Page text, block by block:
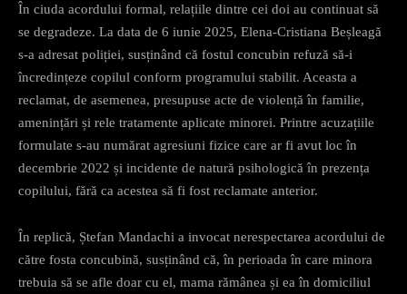
În ciuda acordului formal, relațiile dintre cei doi au continuat să
se degradeze. La data de 6 iunie 2025, Elena-Cristiana Beșleagă
s-a adresat poliției, susținând că fostul concubin refuză să-i
încredințeze copilul conform programului stabilit. Aceasta a
reclamat, de asemenea, presupuse acte de violență în familie,
amenințări și rele tratamente aplicate minorei. Printre acuzațiile
formulate s-au numărat agresiuni fizice care ar fi avut loc în
decembrie 2022 și incidente de natură psihologică în prezența
copilului, fără ca acestea să fi fost reclamate anterior.
În replică, Ștefan Mandachi a invocat nerespectarea acordului de
către fosta concubină, susținând că, în perioada în care minora
trebuia să se afle doar cu el, mama rămânea și ea în domiciliul